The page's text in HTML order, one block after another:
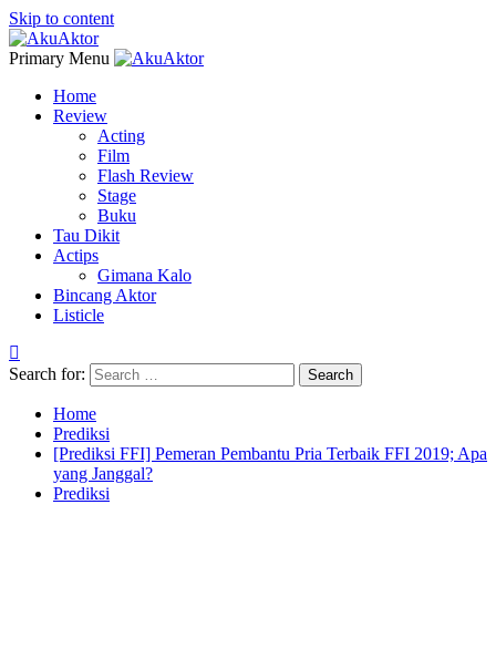
Skip to content
Primary Menu
Home
Review
Acting
Film
Flash Review
Stage
Buku
Tau Dikit
Actips
Gimana Kalo
Bincang Aktor
Listicle
Search for:
Home
Prediksi
[Prediksi FFI] Pemeran Pembantu Pria Terbaik FFI 2019; Apa
yang Janggal?
Prediksi